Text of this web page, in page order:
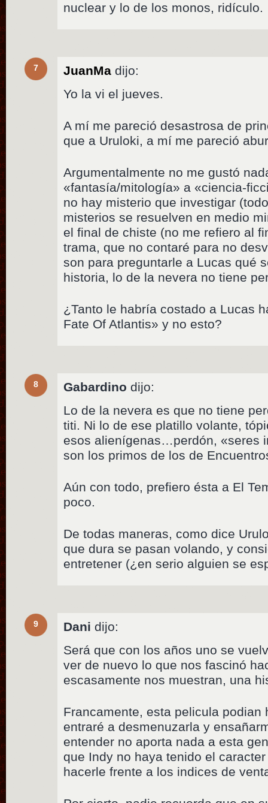
nuclear y lo de los monos, ridículo.
7 JuanMa dijo:
Yo la vi el jueves.
A mí me pareció desastrosa de
que a Uruloki, a mí me pareció
Argumentalmente no me gustó
«fantasía/mitología» a «ciencia-
no hay misterio que investigar
misterios se resuelven en medio
el final de chiste (no me refiero al
trama, que no contaré para no
son para preguntarle a Lucas qué
historia, lo de la nevera no tiene
¿Tanto le habría costado a Lucas
Fate Of Atlantis» y no esto?
8 Gabardino dijo:
Lo de la nevera es que no tiene
titi. Ni lo de ese platillo volante,
esos alienígenas…perdón, «seres
son los primos de los de
Aún con todo, prefiero ésta a El
poco.
De todas maneras, como dice
que dura se pasan volando, y
entretener (¿en serio alguien se
9 Dani dijo:
Será que con los años uno se
ver de nuevo lo que nos fascinó
escasamente nos muestran, una
Francamente, esta pelicula podian
entraré a desmenuzarla y
entender no aporta nada a esta
que Indy no haya tenido el
hacerle frente a los indices de